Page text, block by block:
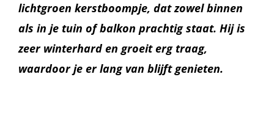
lichtgroen kerstboompje, dat zowel binnen
als in je tuin of balkon prachtig staat. Hij is
zeer winterhard en groeit erg traag,
waardoor je er lang van blijft genieten.